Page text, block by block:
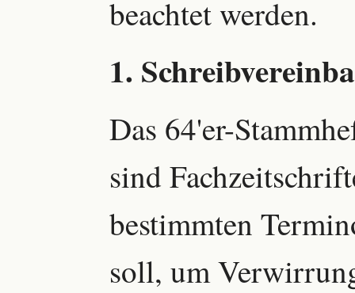
beachtet werden.
1.
Das 64'er-
sind
bestimmten
soll, um